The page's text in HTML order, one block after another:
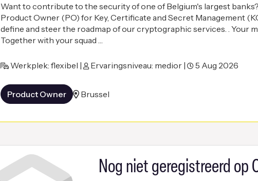
Want to contribute to the security of one of Belgium's largest
Product Owner (PO) for Key, Certificate and Secret Management
define and steer the roadmap of our cryptographic services. . Your
Together with your squad …
Werkplek: flexibel | Ervaringsniveau: medior | 5 Aug 2026
Product Owner Brussel
Nog niet geregistreerd op